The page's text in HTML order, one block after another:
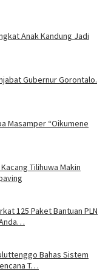
Anak Kandung Jadi
Gubernur Gorontalo.
Masamper “Oikumene
Tilihuwa Makin
125 Paket Bantuan PLN
Bahas Sistem
T…